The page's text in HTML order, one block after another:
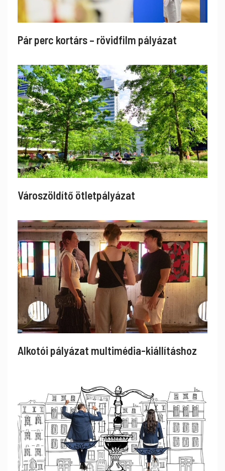
Pár perc kortárs – rövidfilm pályázat
Városzöldítő ötletpályázat
Alkotói pályázat multimédia-kiállításhoz